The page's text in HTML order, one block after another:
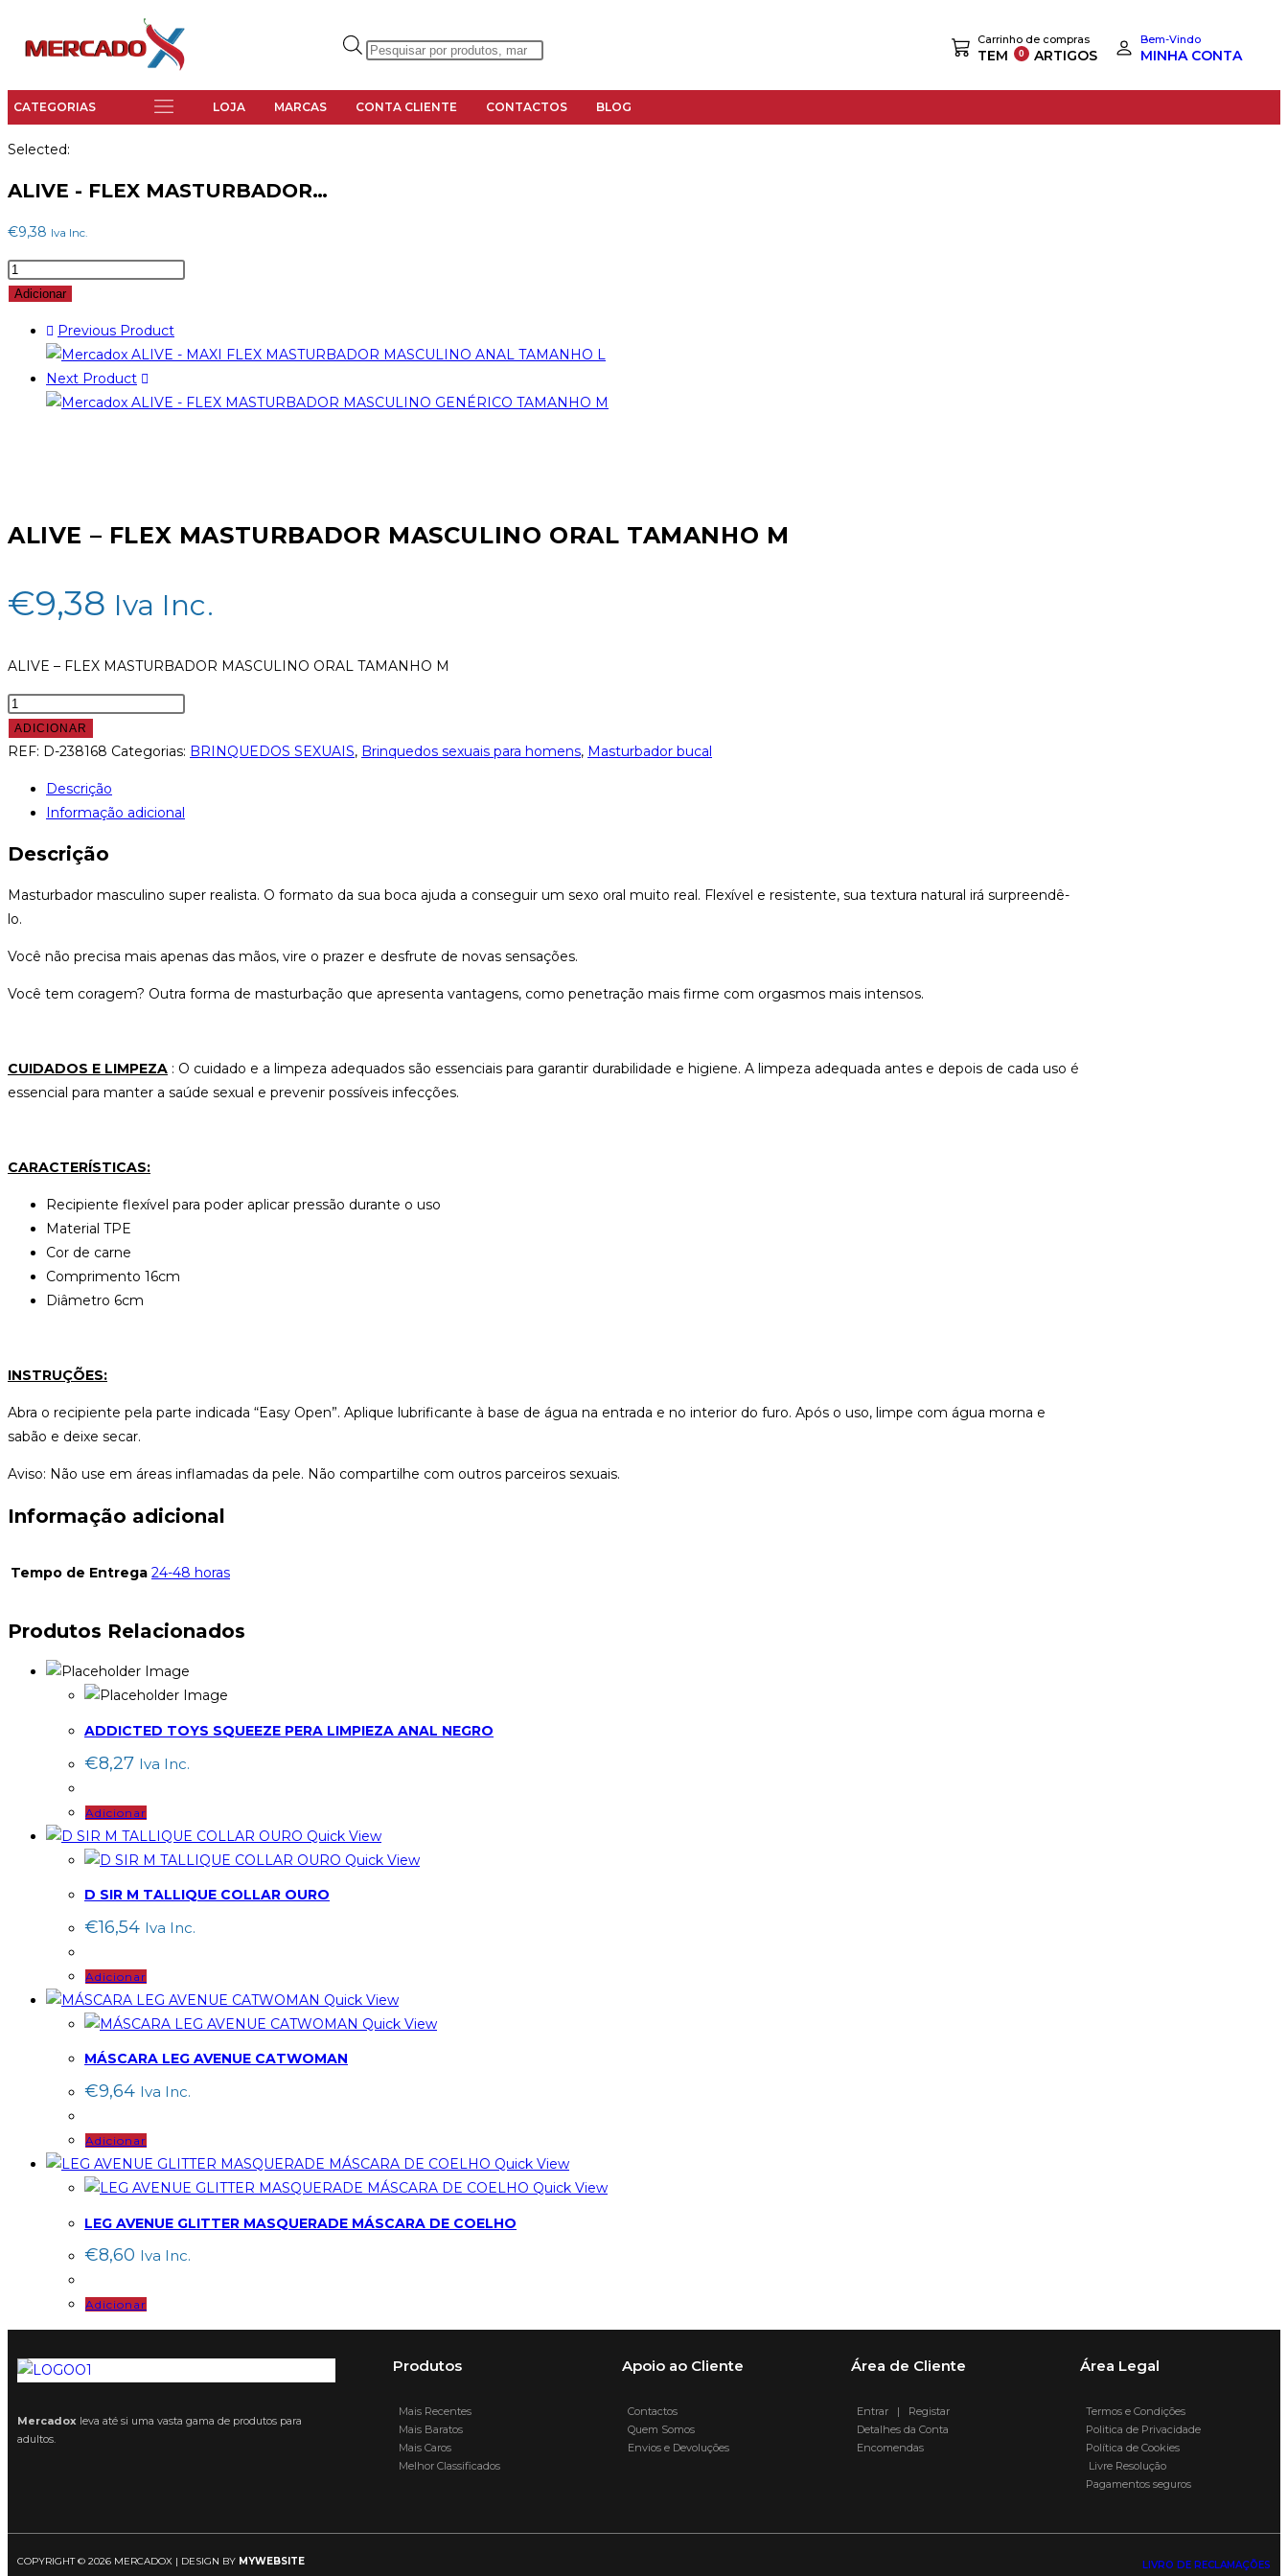
Carrinho de compras
TEM ARTIGOS
Bem-Vindo
MINHA CONTA
LOJA MARCAS CONTA CLIENTE CONTACTOS BLOG
Selected:
ALIVE - FLEX MASTURBADOR…
€9,38 Iva Inc.
Adicionar
Previous Product
Next Product
ALIVE – FLEX MASTURBADOR MASCULINO ORAL TAMANHO M
€9,38 Iva Inc.
ALIVE – FLEX MASTURBADOR MASCULINO ORAL TAMANHO M
ADICIONAR
REF: D-238168 Categorias: BRINQUEDOS SEXUAIS, Brinquedos sexuais para homens, Masturbador bucal
Descrição
Informação adicional
Descrição
Masturbador masculino super realista. O formato da sua boca ajuda a conseguir um sexo oral muito real. Flexível e resistente, sua textura natural irá surpreendê-
lo.
Você não precisa mais apenas das mãos, vire o prazer e desfrute de novas sensações.
Você tem coragem? Outra forma de masturbação que apresenta vantagens, como penetração mais firme com orgasmos mais intensos.
CUIDADOS E LIMPEZA : O cuidado e a limpeza adequados são essenciais para garantir durabilidade e higiene. A limpeza adequada antes e depois de cada uso é
essencial para manter a saúde sexual e prevenir possíveis infecções.
CARACTERÍSTICAS:
Recipiente flexível para poder aplicar pressão durante o uso
Material TPE
Cor de carne
Comprimento 16cm
Diâmetro 6cm
INSTRUÇÕES:
Abra o recipiente pela parte indicada “Easy Open”. Aplique lubrificante à base de água na entrada e no interior do furo. Após o uso, limpe com água morna e
sabão e deixe secar.
Aviso: Não use em áreas inflamadas da pele. Não compartilhe com outros parceiros sexuais.
Informação adicional
Tempo de Entrega 24-48 horas
Produtos Relacionados
ADDICTED TOYS SQUEEZE PERA LIMPIEZA ANAL NEGRO
€8,27 Iva Inc.
Adicionar
Quick View
Quick View
D SIR M TALLIQUE COLLAR OURO
€16,54 Iva Inc.
Adicionar
Quick View
Quick View
MÁSCARA LEG AVENUE CATWOMAN
€9,64 Iva Inc.
Adicionar
Quick View
Quick View
LEG AVENUE GLITTER MASQUERADE MÁSCARA DE COELHO
€8,60 Iva Inc.
Adicionar
Mercadox leva até si uma vasta gama de produtos para
adultos.
Produtos
Mais Recentes
Mais Baratos
Mais Caros
Melhor Classificados
Apoio ao Cliente
Contactos
Quem Somos
Envios e Devoluções
Área de Cliente
Entrar | Registar
Detalhes da Conta
Encomendas
Área Legal
Termos e Condições
Politica de Privacidade
Política de Cookies
Livre Resolução
Pagamentos seguros
COPYRIGHT © 2026 MERCADOX | DESIGN BY MYWEBSITE LIVRO DE RECLAMAÇÕES